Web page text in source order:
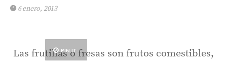
6 enero, 2013
PIN IT
Las frutillas o fresas son frutos comestibles,